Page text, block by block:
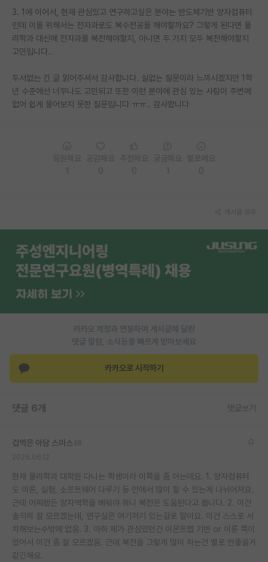
임용 후기 게시판
PI 전용 게시판
인문사회 계열 게시판
특수/전문대학원 게시판
반도체/AI 게시판
이벤트
반도체 아카데미
재팬라운지 🌸
3. 1에 이어서, 현재 관심있고 연구하고싶은 분야는 반도체기반 양자컴퓨터
인데 이를 위해서는 전자과로도 복수전공을 해야할까요? 그렇게 된다면 물
리학과 대신에 전자과를 복전해야할지, 아니면 두 가지 모두 복전해야할지
고민입니다..
두서없는 긴 글 읽어주셔서 감사합니다. 실없는 질문이라 느끼시겠지만 1학
년 수준에선 너무나도 고민되고 또한 이런 분야에 관심 있는 사람이 주변에
없어 쉽게 물어보지 못한 질문입니다 ㅠㅠ.. 감사합니다
카카오 계정과 연동하여 게시글에 달린
댓글 알람, 소식등을 빠르게 받아보세요
카카오로 시작하기
댓글 6개 댓글쓰기
겁먹은 아담 스미스
현재 물리학과 대학원 다니는 학생이라 이쪽을 좀 아는데요. 1. 양자컴퓨터
도 이론, 실험, 소프트웨어 다루기 등 안에서 많이 할 수 있는게 나뉘어져요.
근데 어찌됐든 양자역학을 배워야 하니 복전은 도움된다고 봅니다. 2. 이건
솔직히 잘 모르겠는데, 연구실은 여기저기 있는걸로 알아요. 이건 스스로 서
치해보는수밖에 없음. 3. 아하 제가 관심있던건 이온트랩 기반 or 이론 쪽이
었어서 이건 좀 잘 모르겠음. 근데 복전을 그렇게 많이 하는건 별로 안좋을거
같긴해요.